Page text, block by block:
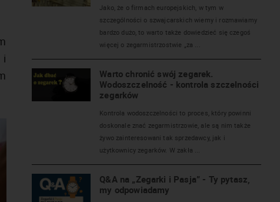
i
Jako, że o firmach europejskich, w tym w
szczególności o szwajcarskich wiemy i rozmawiamy
bardzo dużo, to warto także dowiedzieć się czegoś
więcej o zegarmistrzostwie „za ...
Warto chronić swój zegarek.
Wodoszczelność - kontrola szczelności
zegarków
Kontrola wodoszczelności to proces, który powinni
doskonale znać zegarmistrzowie, ale są nim także
żywo zainteresowani tak sprzedawcy, jak i
użytkownicy zegarków. W zakła ...
Q&A na „Zegarki i Pasja” - Ty pytasz,
my odpowiadamy